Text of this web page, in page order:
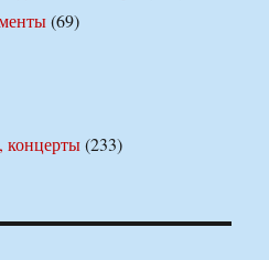
(69)
концерты(233)